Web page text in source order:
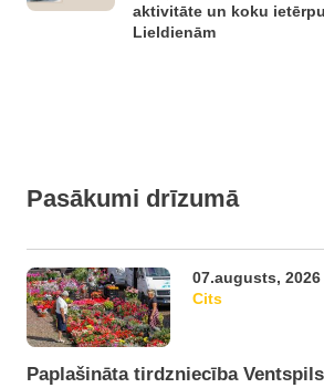
aktivitāte un koku
Lieldienām
Pasākumi drīzumā
07.augusts, 2026
Cits
Paplašināta tirdzniecība